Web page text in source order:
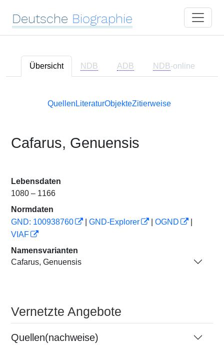
Deutsche Biographie
Übersicht NDB ADB NDB-online
Quellen LiteraturObjekteZitierweise
Cafarus, Genuensis
Lebensdaten
1080 – 1166
Normdaten
GND: 100938760
GND-Explorer OGND
VIAF
Namensvarianten
Cafarus, Genuensis
Vernetzte Angebote
Quellen(nachweise)